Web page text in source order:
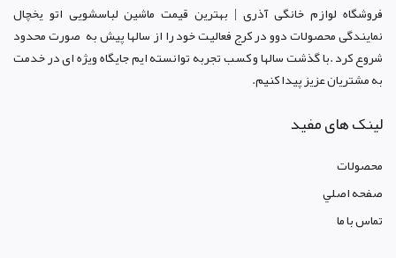
فروشگاه لوازم خانگی آذری | بهترین قیمت ماشین لباسشویی اتو یخچال
نمایندگی محصولات دوو در کرجفعالیت خود را از سالها پیش به صورت محدود
شروع کرد .با گذشت سالها و کسب تجربه توانسته ایم جایگاه ویژه ای در خدمت
به مشتریان عزیز پیدا کنیم.
لینک های مفید
محصولات
صفحه اصلي
تماس با ما